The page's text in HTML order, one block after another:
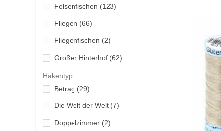
Cinnetic
Anschlusskabel(1)
Anspruch(3)
Antennenunterstützung
Anti-Feuchtigkeit (1)
Antifouling
Anzahlung
Felsenfischen (123)
Fliegen (66)
Fliegenfischen (2)
Großer Hinterhof (62)
Großes Spiel
Großes Zelt
jiggen(268)
Kindisch(2)
Hakentyp
Betrag (29)
Die Welt der Welt (7)
Doppelzimmer (2)